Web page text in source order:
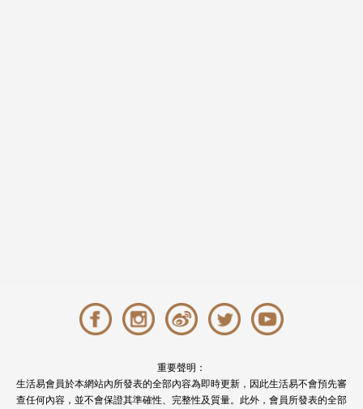
重要聲明：
生活易會員於本網站內所發表的全部內容為即時更新，因此生活易不會預先審
查任何內容，並不會保證其準確性、完整性及質量。此外，會員所發表的全部